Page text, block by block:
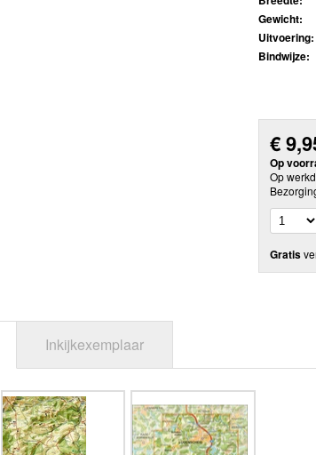
Gewicht:
Uitvoering:
Bindwijze:
€
Op
Op
Gratis
Inkijkexemplaar